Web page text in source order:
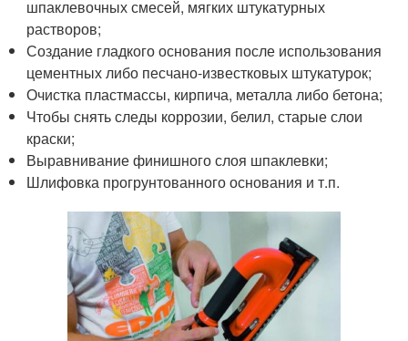
шпаклевочных смесей, мягких штукатурных
растворов;
Создание гладкого основания после использования
цементных либо песчано-известковых штукатурок;
Очистка пластмассы, кирпича, металла либо бетона;
Чтобы снять следы коррозии, белил, старые слои
краски;
Выравнивание финишного слоя шпаклевки;
Шлифовка прогрунтованного основания и т.п.